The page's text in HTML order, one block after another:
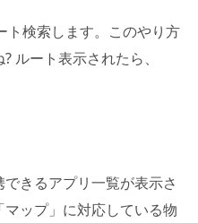
ト検索します。このやり方
ルート表示されたら、
きるアプリ一覧が表示さ
ップ」に対応している物